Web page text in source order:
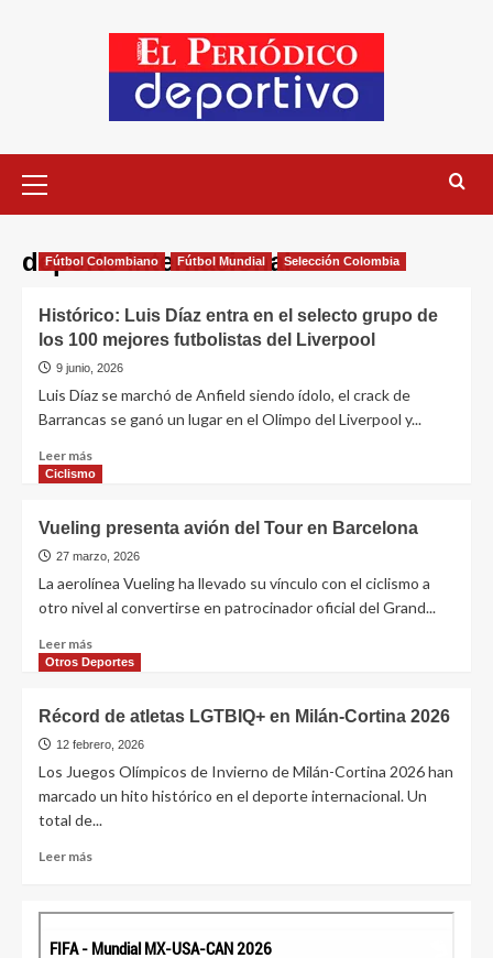
deporte internacional
Fútbol Colombiano Fútbol Mundial Selección Colombia
Histórico: Luis Díaz entra en el selecto grupo de
los 100 mejores futbolistas del Liverpool
9 junio, 2026
Luis Díaz se marchó de Anfield siendo ídolo, el crack de
Barrancas se ganó un lugar en el Olimpo del Liverpool y...
Leer más
Ciclismo
Vueling presenta avión del Tour en Barcelona
27 marzo, 2026
La aerolínea Vueling ha llevado su vínculo con el ciclismo a
otro nivel al convertirse en patrocinador oficial del Grand...
Leer más
Otros Deportes
Récord de atletas LGTBIQ+ en Milán-Cortina 2026
12 febrero, 2026
Los Juegos Olímpicos de Invierno de Milán-Cortina 2026 han
marcado un hito histórico en el deporte internacional. Un
total de...
Leer más